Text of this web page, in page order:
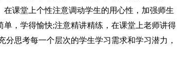
课堂上个性注意调动学生的用心性，加强师生
，学得愉快;注意精讲精练，在课堂上老师讲得
思考每一个层次的学生学习需求和学习潜力，